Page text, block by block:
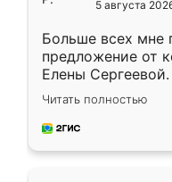
5 августа
Больше всех мне
предложение от
Елены
короткие сроки
для замера
предложил по
Читать полностью